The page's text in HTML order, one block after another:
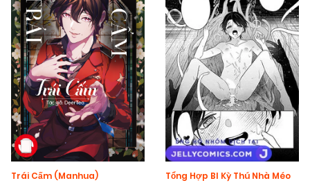
Trái Cấm (Manhua)
Tổng Hợp Bl Kỳ Thú Nhà Méo